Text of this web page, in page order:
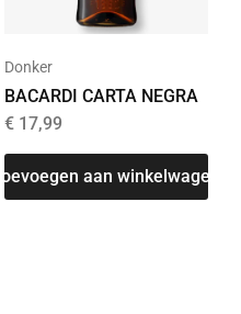
Donker
BACARDI CARTA NEGRA
€17,99
Toevoegen aan winkelwagen